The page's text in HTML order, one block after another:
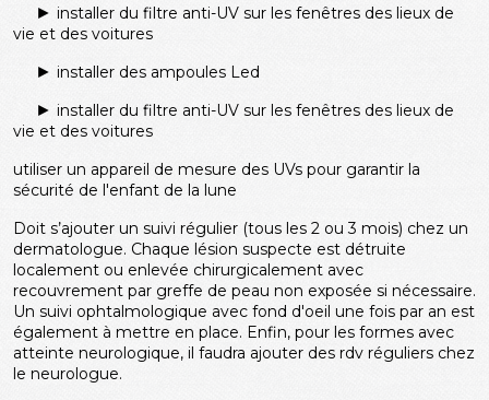
► installer du filtre anti-UV sur les fenêtres des lieux de
vie et des voitures
► installer des ampoules Led
► installer du filtre anti-UV sur les fenêtres des lieux de
vie et des voitures
utiliser un appareil de mesure des UVs pour garantir la
sécurité de l'enfant de la lune
Doit s’ajouter un suivi régulier (tous les 2 ou 3 mois) chez un
dermatologue. Chaque lésion suspecte est détruite
localement ou enlevée chirurgicalement avec
recouvrement par greffe de peau non exposée si nécessaire.
Un suivi ophtalmologique avec fond d'oeil une fois par an est
également à mettre en place. Enfin, pour les formes avec
atteinte neurologique, il faudra ajouter des rdv réguliers chez
le neurologue.